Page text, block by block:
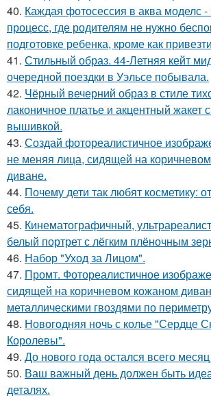
40. Каждая фотосессия в аква моделс
процесс, где родителям не нужно
подготовке ребенка, кроме как
41. Стильный образ. 44-Летняя кейт
очередной поездки в Уэльсе побывала.
42. Чёрный вечерний образ в стиле
лаконичное платье и акцентный жакет
вышивкой.
43. Создай фотореалистичное
не меняя лица, сидящей на
диване.
44. Почему дети так любят косметику:
себя.
45. Кинематографичный,
белый портрет с лёгким плёночным
46. Набор "Уход за Лицом".
47. Промт. Фотореалистичное
сидящей на коричневом кожаном
металлическими гвоздями по
48. Новогодняя ночь с колье "Сердце
Королевы".
49. До нового года остался всего
50. Ваш важный день должен быть
деталях.